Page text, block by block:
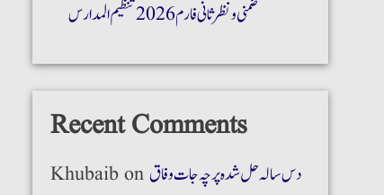
ضمنی و نظر ثانی فارم 2026 تنظیم المدارس
Recent Comments
Khubaibon دس سالہ حل شدہ پرچہ جات وفاق